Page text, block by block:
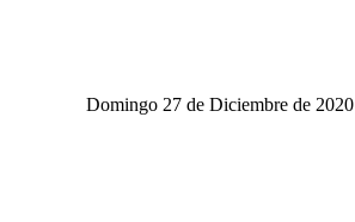
Domingo 27 de Diciembre de 2020